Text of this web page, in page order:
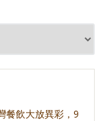
餐飲大放異彩，9